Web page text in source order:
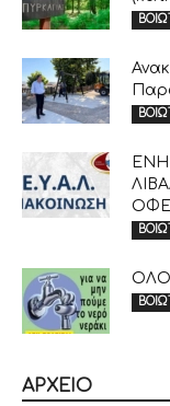
ΑΡΧΕΙΟ